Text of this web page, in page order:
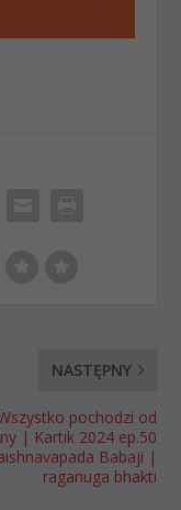
NASTĘPNY
pochodzi od
| Kartik 2024 ep.50
Babaji |
raganuga bhakti